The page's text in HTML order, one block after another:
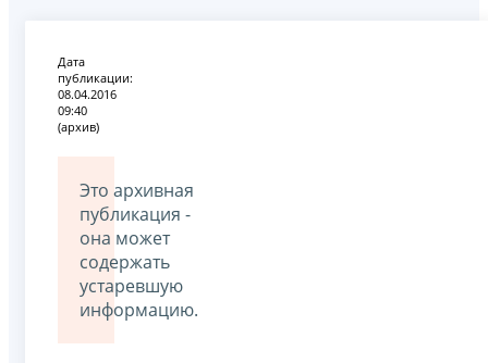
Дата
публикации:
08.04.2016
09:40
(архив)
Это архивная
публикация -
она может
содержать
устаревшую
информацию.